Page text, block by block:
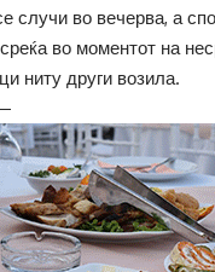
случи во вечерва, а
во моментот на
ниту други возила.